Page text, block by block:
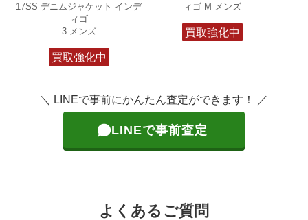
17SS デニムジャケット インデ
ィゴ
3 メンズ
買取強化中
ィゴ M メンズ
買取強化中
＼ LINEで事前にかんたん査定ができます！ ／
LINEで事前査定
よくあるご質問